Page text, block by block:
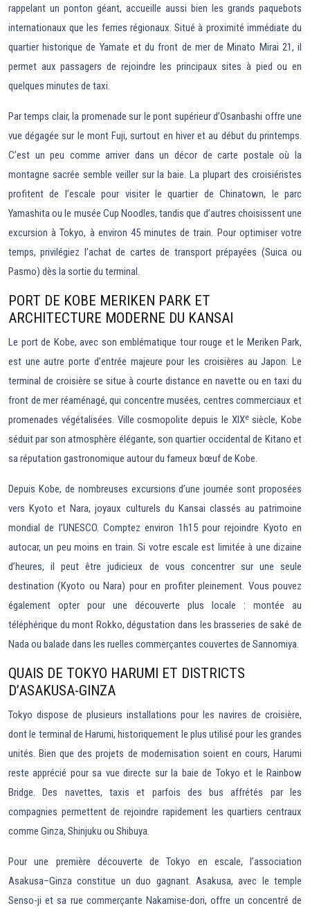
rappelant un ponton géant, accueille aussi bien les grands paquebots
internationaux que les ferries régionaux. Situé à proximité immédiate du
quartier historique de Yamate et du front de mer de Minato Mirai 21, il
permet aux passagers de rejoindre les principaux sites à pied ou en
quelques minutes de taxi.
Par temps clair, la promenade sur le pont supérieur d’Osanbashi offre une
vue dégagée sur le mont Fuji, surtout en hiver et au début du printemps.
C’est un peu comme arriver dans un décor de carte postale où la
montagne sacrée semble veiller sur la baie. La plupart des croisiéristes
profitent de l’escale pour visiter le quartier de Chinatown, le parc
Yamashita ou le musée Cup Noodles, tandis que d’autres choisissent une
excursion à Tokyo, à environ 45 minutes de train. Pour optimiser votre
temps, privilégiez l’achat de cartes de transport prépayées (Suica ou
Pasmo) dès la sortie du terminal.
PORT DE KOBE MERIKEN PARK ET
ARCHITECTURE MODERNE DU KANSAI
Le port de Kobe, avec son emblématique tour rouge et le Meriken Park,
est une autre porte d’entrée majeure pour les croisières au Japon. Le
terminal de croisière se situe à courte distance en navette ou en taxi du
front de mer réaménagé, qui concentre musées, centres commerciaux et
promenades végétalisées. Ville cosmopolite depuis le XIXesiècle, Kobe
séduit par son atmosphère élégante, son quartier occidental de Kitano et
sa réputation gastronomique autour du fameux bœuf de Kobe.
Depuis Kobe, de nombreuses excursions d’une journée sont proposées
vers Kyoto et Nara, joyaux culturels du Kansai classés au patrimoine
mondial de l’UNESCO. Comptez environ 1h15 pour rejoindre Kyoto en
autocar, un peu moins en train. Si votre escale est limitée à une dizaine
d’heures, il peut être judicieux de vous concentrer sur une seule
destination (Kyoto ou Nara) pour en profiter pleinement. Vous pouvez
également opter pour une découverte plus locale : montée au
téléphérique du mont Rokko, dégustation dans les brasseries de saké de
Nada ou balade dans les ruelles commerçantes couvertes de Sannomiya.
QUAIS DE TOKYO HARUMI ET DISTRICTS
D’ASAKUSA-GINZA
Tokyo dispose de plusieurs installations pour les navires de croisière,
dont le terminal de Harumi, historiquement le plus utilisé pour les grandes
unités. Bien que des projets de modernisation soient en cours, Harumi
reste apprécié pour sa vue directe sur la baie de Tokyo et le Rainbow
Bridge. Des navettes, taxis et parfois des bus affrétés par les
compagnies permettent de rejoindre rapidement les quartiers centraux
comme Ginza, Shinjuku ou Shibuya.
Pour une première découverte de Tokyo en escale, l’association
Asakusa–Ginza constitue un duo gagnant. Asakusa, avec le temple
Senso-ji et sa rue commerçante Nakamise-dori, offre un concentré de